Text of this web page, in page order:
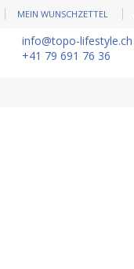
MEIN WUNSCHZETTEL
info@topo-lifestyle.ch
+41 79 691 76 36